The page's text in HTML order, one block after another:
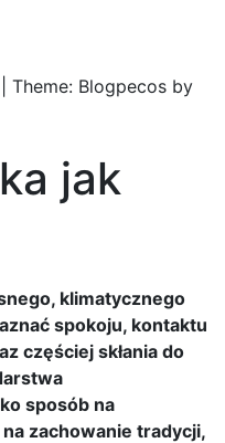
Theme: Blogpecos by
jak
klimatycznego
spokoju, kontaktu
częściej skłania do
sposób na
zachowanie tradycji,